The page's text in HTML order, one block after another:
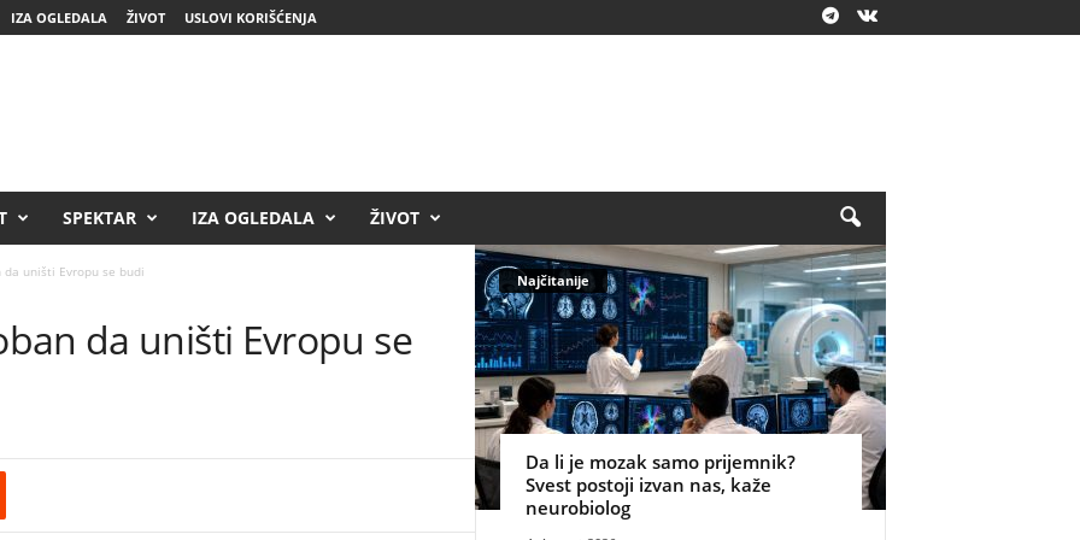
IZA OGLEDALA ŽIVOT USLOVI KORIŠĆENJA
SPEKTAR IZA OGLEDALA ŽIVOT
da uništi Evropu se budi
da uništi Evropu se
Najčitanije
Da li je mozak samo prijemnik?
Svest postoji izvan nas, kaže
neurobiolog